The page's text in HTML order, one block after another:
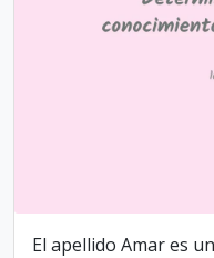
El apellido Amar es